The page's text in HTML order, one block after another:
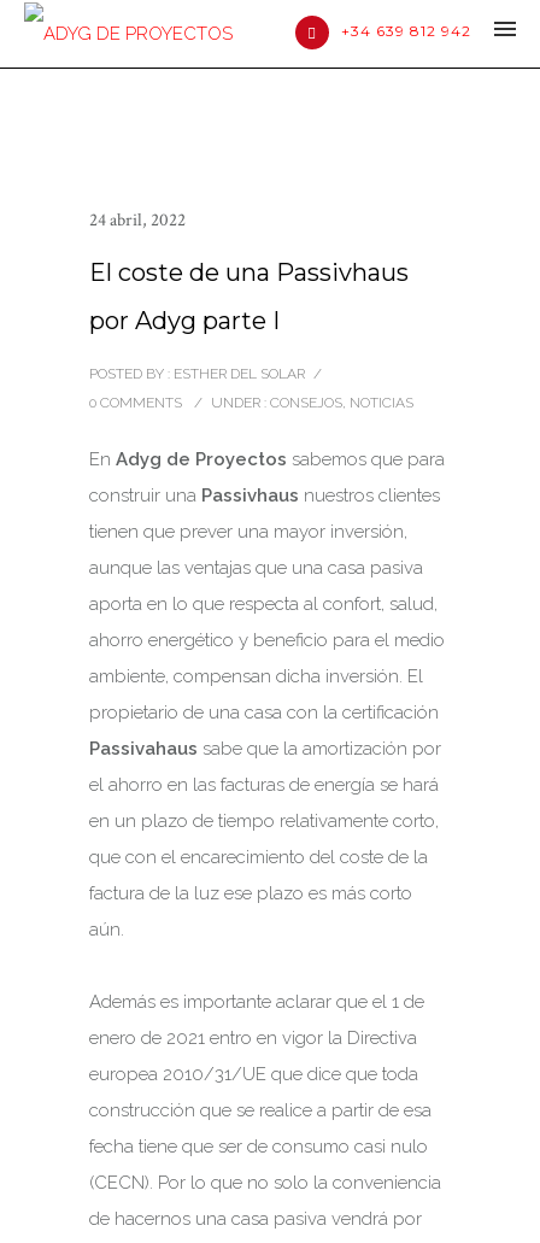
+34 639 812 942
24 abril, 2022
El coste de una Passivhaus
por Adyg parte I
POSTED BY : ESTHER DEL SOLAR /
0 COMMENTS
/ UNDER : CONSEJOS, NOTICIAS
En Adyg de Proyectos sabemos que para
construir una Passivhaus nuestros clientes
tienen que prever una mayor inversión,
aunque las ventajas que una casa pasiva
aporta en lo que respecta al confort, salud,
ahorro energético y beneficio para el medio
ambiente, compensan dicha inversión. El
propietario de una casa con la certificación
Passivahaus sabe que la amortización por
el ahorro en las facturas de energía se hará
en un plazo de tiempo relativamente corto,
que con el encarecimiento del coste de la
factura de la luz ese plazo es más corto
aún.
Además es importante aclarar que el 1 de
enero de 2021 entro en vigor la Directiva
europea 2010/31/UE que dice que toda
construcción que se realice a partir de esa
fecha tiene que ser de consumo casi nulo
(CECN). Por lo que no solo la conveniencia
de hacernos una casa pasiva vendrá por